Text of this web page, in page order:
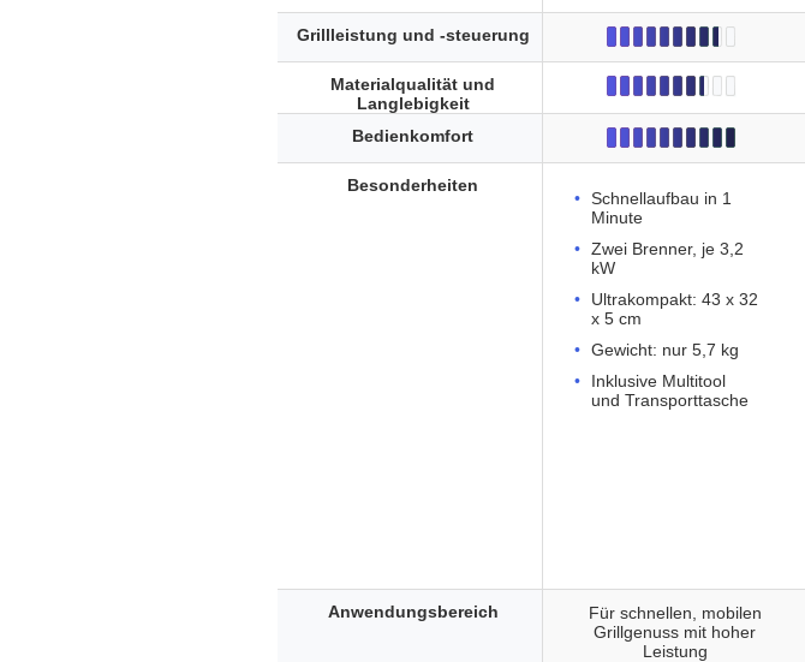
Schnellaufbau in 1
Minute
Zwei Brenner, je 3,2
kW
Ultrakompakt: 43 x 32
x 5 cm
Gewicht: nur 5,7 kg
Inklusive Multitool
und Transporttasche
Für schnellen, mobilen
Grillgenuss mit hoher
Leistung
Grillleistung und -steuerung
Materialqualität und
Langlebigkeit
Bedienkomfort
Besonderheiten
Anwendungsbereich